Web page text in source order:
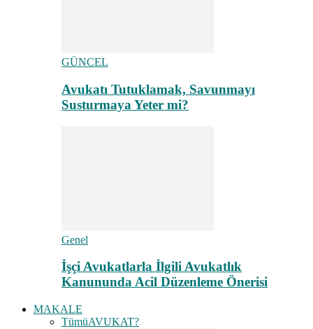
GÜNCEL
Avukatı Tutuklamak, Savunmayı
Susturmaya Yeter mi?
Genel
İşçi Avukatlarla İlgili Avukatlık
Kanununda Acil Düzenleme Önerisi
MAKALE
TümüAVUKAT?